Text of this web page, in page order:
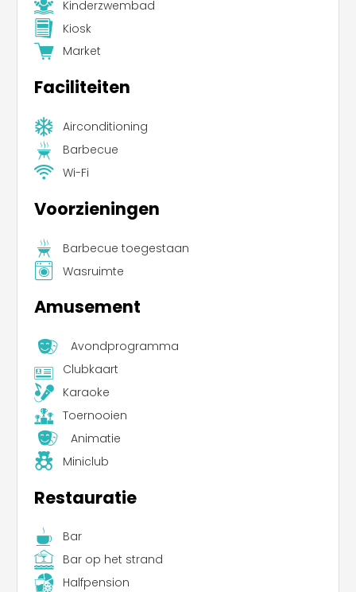
Kinderzwembad
Kiosk
Market
Faciliteiten
Airconditioning
Barbecue
Wi-Fi
Voorzieningen
Barbecue toegestaan
Wasruimte
Amusement
Avondprogramma
Clubkaart
Karaoke
Toernooien
Animatie
Miniclub
Restauratie
Bar
Bar op het strand
Halfpension